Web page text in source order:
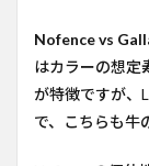
Nofence vs
はカラーの想定
が特徴ですが、
で、こちらも牛